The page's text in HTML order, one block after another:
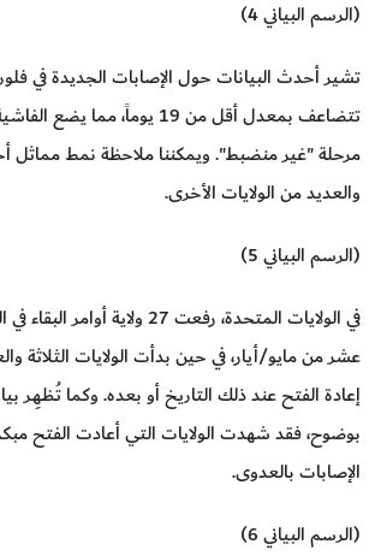
(الرسم البياني 4)
تشير أحدث البيانات حول الإصابات الجديدة في
تتضاعف بمعدل أقل من 19 يوماً، مما
مرحلة "غير منضبط". ويمكننا ملاحظة نمط مماثل
والعديد من الولايات الأخرى.
(الرسم البياني 5)
في الولايات المتحدة، رفعت 27
عشر من مايو/أيار، في حين بدأت الولايات الثلاثة
إعادة الفتح عند ذلك التاريخ أو بعده. وكما تُـظـهِـر
بوضوح، فقد شهدت الولايات التي أعادت الفتح
الإصابات بالعدوى.
(الرسم البياني 6)